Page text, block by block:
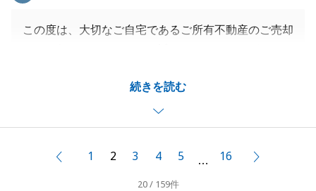
続きを読む
この度は、大切なご自宅であるご所有不動産のご売却
取引中のいかなる時でもO様には大変ご協力頂き、無
事にお取引を終えることができて嬉しく思います。
今後も不動産関連についてお困りごとがございました
今後とも末永く宜しくお願い申し上げます。
前へ1 2 3 4 5 … 16
20 / 159件